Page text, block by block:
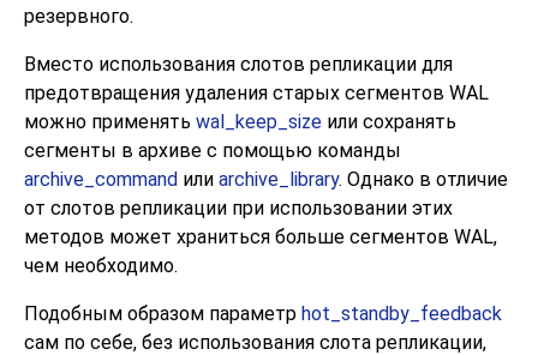
резервного.
Вместо использования слотов репликации для
предотвращения удаления старых сегментов WAL
можно применять wal_keep_size или сохранять
сегменты в архиве с помощью команды
archive_command или archive_library. Однако в отличие
от слотов репликации при использовании этих
методов может храниться больше сегментов WAL,
чем необходимо.
Подобным образом параметр hot_standby_feedback
сам по себе, без использования слота репликации,